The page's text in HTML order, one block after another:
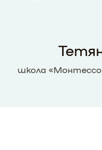
школа